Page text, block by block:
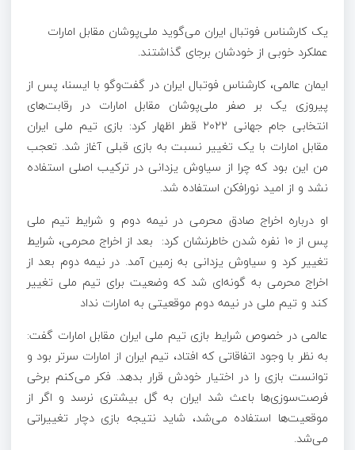
یک کارشناس فوتبال ایران می‌گوید ملی‌پوشان مقابل امارات
عملکرد خوبی از خودشان برجای گذاشتند.
ایمان عالمی، کارشناس فوتبال ایران در گفت‌وگو با ایسنا، پس از
پیروزی یک بر صفر ملی‌پوشان مقابل امارات در رقابت‌های
انتخابی جام جهانی ۲۰۲۲ قطر اظهار کرد: بازی تیم ملی ایران
مقابل امارات با یک تغییر نسبت به بازی قبلی آغاز شد. تعجب
من این بود که چرا از سیاوش یزدانی در ترکیب اصلی استفاده
نشد و از امید نورافکن استفاده شد.
او درباره اخراج صادق محرمی در نیمه دوم و شرایط تیم ملی
پس از ۱۰ نفره شدن خاطرنشان کرد: بعد از اخراج محرمی، شرایط
تغییر کرد و سیاوش یزدانی به زمین آمد. در نیمه دوم بعد از
اخراج محرمی به گونه‌ای شد که وضعیت برای تیم ملی تغییر
کند و تیم ملی در نیمه دوم موقعیتی به امارات نداد
عالمی در خصوص شرایط بازی تیم ملی ایران مقابل امارات گفت:
به نظر با وجود اتفاقاتی که افتاد، تیم ایران از امارات سرتر بود و
توانست بازی را در اختیار خودش قرار بدهد. فکر می‌کنم برخی
فرصت‌سوزی‌ها باعث شد ایران به گل بیشتری نرسد و اگر از
موقعیت‌ها استفاده می‌شد، شاید نتیجه بازی دچار تغییراتی
می‌شد.